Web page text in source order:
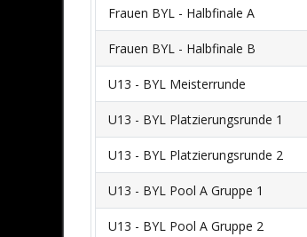
Frauen BYL - Halbfinale A
Frauen BYL - Halbfinale B
U13 - BYL Meisterrunde
U13 - BYL Platzierungsrunde 1
U13 - BYL Platzierungsrunde 2
U13 - BYL Pool A Gruppe 1
U13 - BYL Pool A Gruppe 2